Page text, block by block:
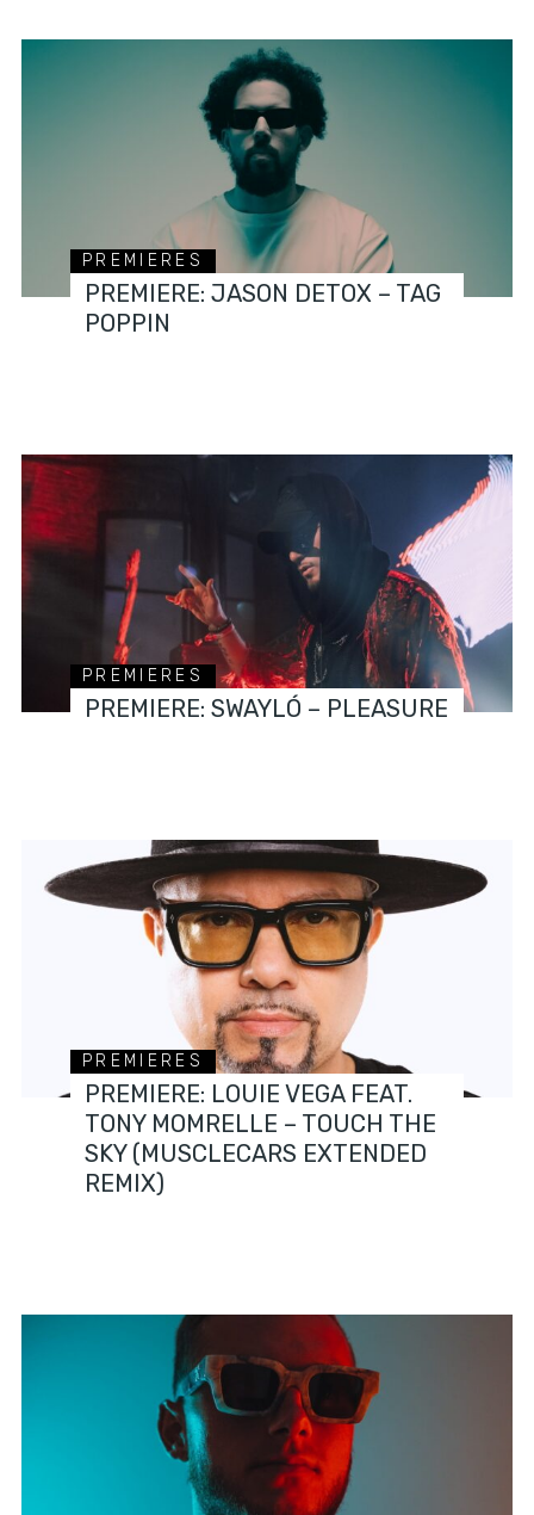
PREMIERES
PREMIERE: JASON DETOX – TAG
POPPIN
PREMIERES
PREMIERE: SWAYLÓ – PLEASURE
PREMIERES
PREMIERE: LOUIE VEGA FEAT.
TONY MOMRELLE – TOUCH THE
SKY (MUSCLECARS EXTENDED
REMIX)